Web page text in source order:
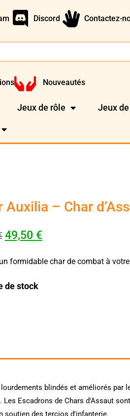
Discord Contactez-
Nouveautés
Jeux de rôle Jeux
Auxilia – Char
49,50 €
formidable char de combat à
de stock
blindés et améliorés par
Escadrons de Chars d'Assaut
soutien des tercios d'infanterie.